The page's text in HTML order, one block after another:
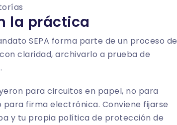
la práctica
SEPA forma parte de un proceso de
claridad, archivarlo a prueba de
para circuitos en papel, no para
para firma electrónica. Conviene fijarse
y tu propia política de protección de